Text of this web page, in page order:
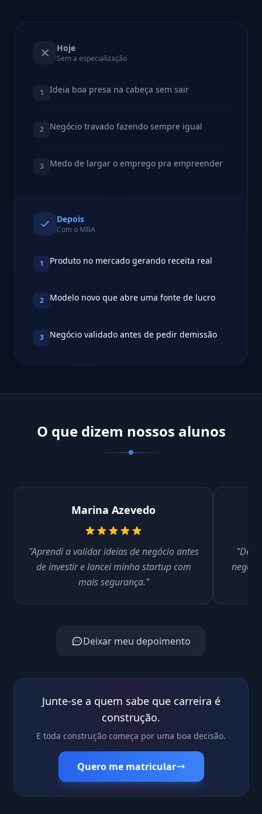
Hoje
Sem a especialização
1 Ideia boa presa na cabeça sem sair
2 Negócio travado fazendo sempre igual
3 Medo de largar o emprego pra empreender
Depois
Com o MBA
1 Produto no mercado gerando receita real
2 Modelo novo que abre uma fonte de lucro
3 Negócio validado antes de pedir demissão
O que dizem nossos alunos
Marina Azevedo
"Aprendi a validar ideias de negócio antes
de investir e lancei minha startup com
mais segurança."
Deixar meu depoimento
Junte-se a quem sabe que carreira é
construção.
E toda construção começa por uma boa decisão.
Quero me matricular